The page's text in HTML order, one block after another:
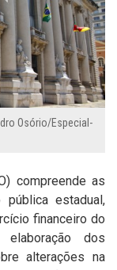
Osório/Especial-
compreende as
estadual,
financeiro do
dos
alterações na